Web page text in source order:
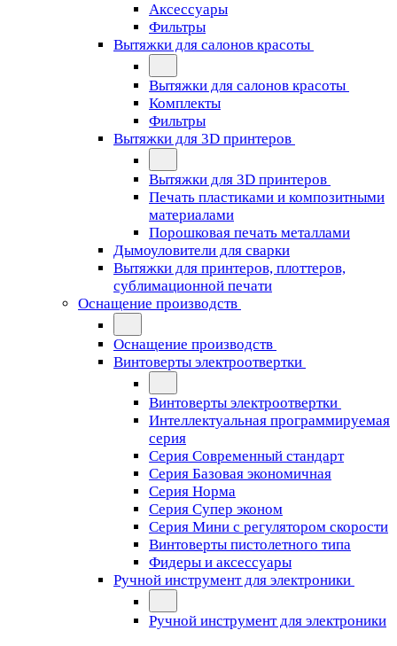
Аксессуары
Фильтры
Вытяжки для салонов красоты
Вытяжки для салонов красоты
Комплекты
Фильтры
Вытяжки для 3D принтеров
Вытяжки для 3D принтеров
Печать пластиками и композитными
материалами
Порошковая печать металлами
Дымоуловители для сварки
Вытяжки для принтеров, плоттеров,
сублимационной печати
Оснащение производств
Оснащение производств
Винтоверты электроотвертки
Винтоверты электроотвертки
Интеллектуальная программируемая
серия
Серия Современный стандарт
Серия Базовая экономичная
Серия Норма
Серия Cупер эконом
Серия Мини с регулятором скорости
Винтоверты пистолетного типа
Фидеры и аксессуары
Ручной инструмент для электроники
Ручной инструмент для электроники